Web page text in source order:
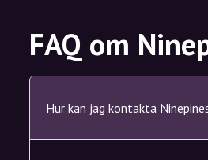
FAQ om
Hur kan jag kontakta